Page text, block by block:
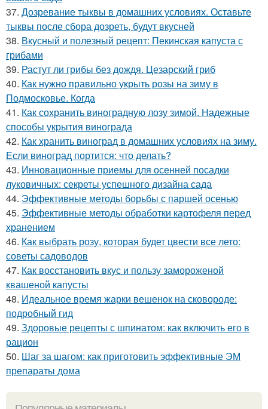
37. Дозревание тыквы в домашних условиях. Оставьте
тыквы после сбора дозреть, будут вкусней
38. Вкусный и полезный рецепт: Пекинская капуста с
грибами
39. Растут ли грибы без дождя. Цезарский гриб
40. Как нужно правильно укрыть розы на зиму в
Подмосковье. Когда
41. Как сохранить виноградную лозу зимой. Надежные
способы укрытия винограда
42. Как хранить виноград в домашних условиях на зиму.
Если виноград портится: что делать?
43. Инновационные приемы для осенней посадки
луковичных: секреты успешного дизайна сада
44. Эффективные методы борьбы с паршей осенью
45. Эффективные методы обработки картофеля перед
хранением
46. Как выбрать розу, которая будет цвести все лето:
советы садоводов
47. Как восстановить вкус и пользу замороженой
квашеной капусты
48. Идеальное время жарки вешенок на сковороде:
подробный гид
49. Здоровые рецепты с шпинатом: как включить его в
рацион
50. Шаг за шагом: как приготовить эффективные ЭМ
препараты дома